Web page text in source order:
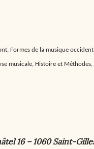
Formes de la musique
musicale, Histoire et
16 – 1060 Saint-